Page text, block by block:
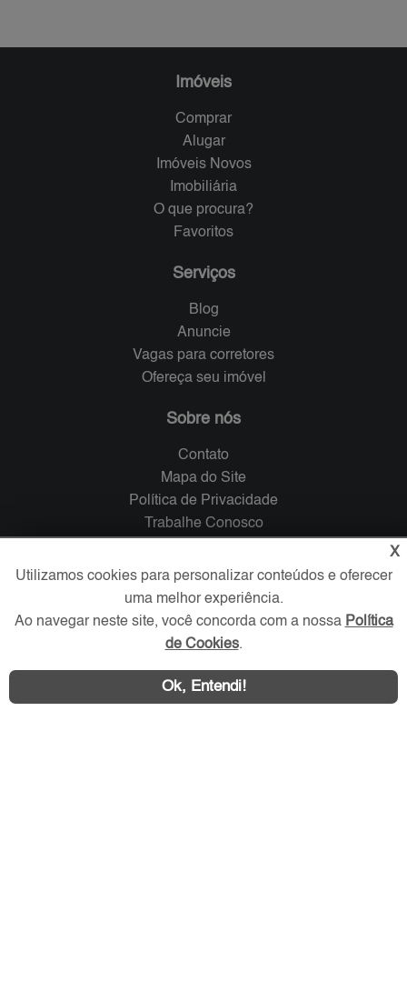
Imóveis
Comprar
Alugar
Imóveis Novos
Imobiliária
O que procura?
Favoritos
Serviços
Blog
Anuncie
Vagas para corretores
Ofereça seu imóvel
Sobre nós
Contato
Mapa do Site
Política de Privacidade
Trabalhe Conosco
Verificada por
Redes Sociais
X
Utilizamos cookies para personalizar conteúdos e oferecer
uma melhor experiência.
Ao navegar neste site, você concorda com a nossa Política
de Cookies.
Ok, Entendi!